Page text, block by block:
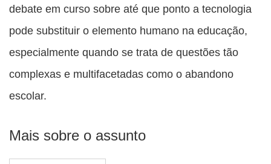
debate em curso sobre até que ponto a tecnologia
pode substituir o elemento humano na educação,
especialmente quando se trata de questões tão
complexas e multifacetadas como o abandono
escolar.
Mais sobre o assunto